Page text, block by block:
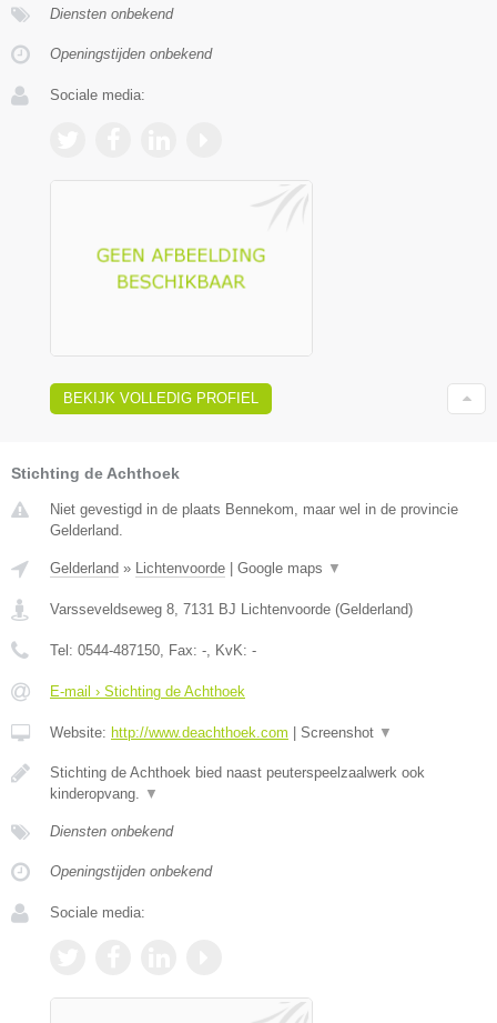
Diensten onbekend
Openingstijden onbekend
Sociale media:
BEKIJK VOLLEDIG PROFIEL
Stichting de Achthoek
Niet gevestigd in de plaats Bennekom, maar wel in de provincie
Gelderland.
Gelderland » Lichtenvoorde | Google maps ▼
Varsseveldseweg 8 7131 BJ Lichtenvoorde (Gelderland)
Tel: 0544-487150 , Fax: - , KvK: -
E-mail › Stichting de Achthoek
Website: http://www.deachthoek.com | Screenshot ▼
Stichting de Achthoek bied naast peuterspeelzaalwerk ook
kinderopvang.
▼
Diensten onbekend
Openingstijden onbekend
Sociale media: